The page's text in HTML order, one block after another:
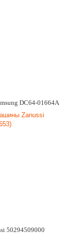
DC64-01664A
50294509000